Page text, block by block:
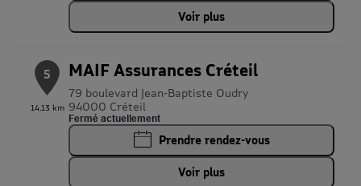
Voir plus
5
14.13 km
MAIF Assurances Créteil
79 boulevard Jean-Baptiste Oudry
94000 Créteil
Fermé actuellement
Prendre rendez-vous
Voir plus